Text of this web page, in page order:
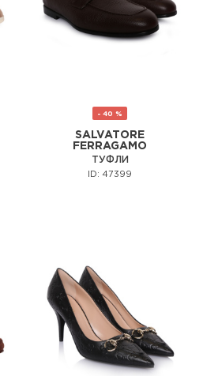
- 40 %
SALVATORE
FERRAGAMO
ТУФЛИ
ID: 47399